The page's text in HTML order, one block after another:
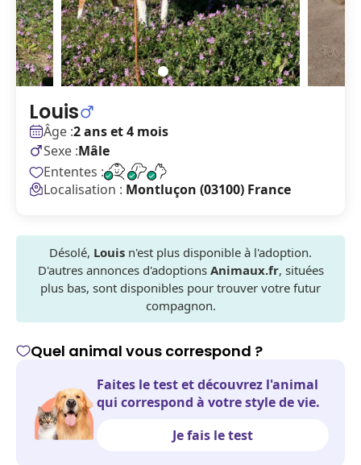
Louis
Âge :2 ans et 4 mois
Sexe :Mâle
Ententes :
Localisation : Montluçon (03100) France
Désolé, Louis n'est plus disponible à l'adoption.
D'autres annonces d'adoptions Animaux.fr, situées
plus bas, sont disponibles pour trouver votre futur
compagnon.
Quel animal vous correspond ?
Faites le test et découvrez l'animal
qui correspond à votre style de vie.
Je fais le test